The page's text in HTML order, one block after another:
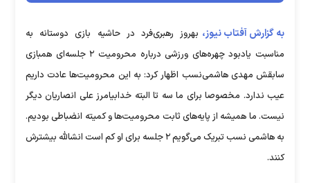
به گزارش آفتاب نیوز، بهروز رهبری‌فرد در حاشیه بازی دوستانه به
مناسبت یادبود چهره‌های ورزشی درباره محرومیت ۲ جلسه‌ای همبازی
سابقش مهدی هاشمی‌نسب اظهار کرد: به این محرومیت‌ها عادت داریم
عیب ندارد. مخصوصا برای ما سه تا البته خدابیامرز علی انصاریان دیگر
نیست. ما همیشه از پایه‌های ثابت محرومیت‌ها و کمیته انضباطی بودیم.
به هاشمی نسب تبریک می‌گویم ۲ جلسه برای او کم است انشالله بیشترش
کنند.